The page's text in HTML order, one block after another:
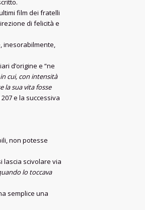
film dei fratelli
di felicità e
inesorabilmente,
d’origine e “ne
cui, con intensità
la sua vita fosse
e la successiva
non potesse
lascia scivolare via
lo toccava
semplice una